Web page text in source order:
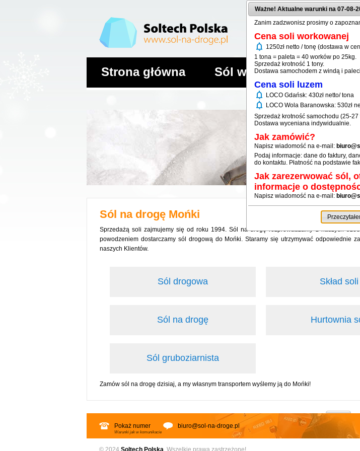
Strona główna Sól workowana Sól
Sól na drogę Mońki
Sprzedażą soli zajmujemy się od roku 1994. Sól na drogę rozprowadzamy z naszych
powodzeniem dostarczamy sól drogową do Mońki. Staramy się utrzymywać odpowiednie
naszych Klientów.
Sól drogowa Skład soli
Sól na drogę Hurtownia
Sól gruboziarnista
Zamów sól na drogę dzisiaj, a my własnym transportem wyślemy ją do Mońki!
Pokaż numer
Warunki jak w komunikacie
biuro@sol-na-droge.pl
© 2024 Soltech Polska . Wszelkie prawa zastrzeżone!
Ważne! Aktualne warunki na 07-08-
Zanim zadzwonisz prosimy o
Cena soli workowanej
notifications 1250zł netto / tonę (dostawa w
1 tona = paleta = 40 worków po 25kg.
Sprzedaż krotność 1 tony.
Dostawa samochodem z windą i
Cena soli luzem
notifications LOCO Gdańsk: 430zł netto/ tona
notifications LOCO Wola Baranowska: 530zł
Sprzedaż krotność samochodu (25-27
Dostawa wyceniana indywidualnie.
Jak zamówić?
Napisz wiadomość na e-mail:
Podaj informacje: dane do faktury,
do kontaktu. Płatność na podstawie
Jak zarezerwować sól,
informacje o
Napisz wiadomość na e-mail: